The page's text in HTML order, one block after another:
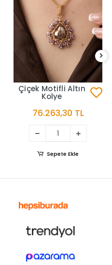
Çiçek Motifli Altın
Kolye
76.263,30 TL
Sepete Ekle